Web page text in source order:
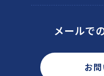
メールで
お